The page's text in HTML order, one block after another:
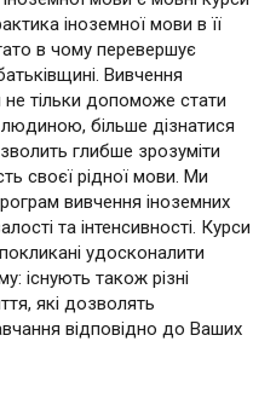
іноземної мови в її
в чому перевершує
Вивчення
тільки допоможе стати
більше дізнатися
глибше зрозуміти
своєї рідної мови. Ми
вивчення іноземних
та інтенсивності. Курси
удосконалити
існують також різні
які дозволять
відповідно до Ваших